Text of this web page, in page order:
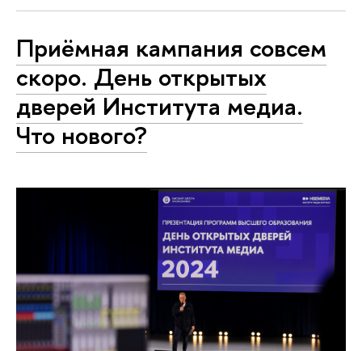
Приёмная кампания совсем
скоро. День открытых
дверей Института медиа.
Что нового?